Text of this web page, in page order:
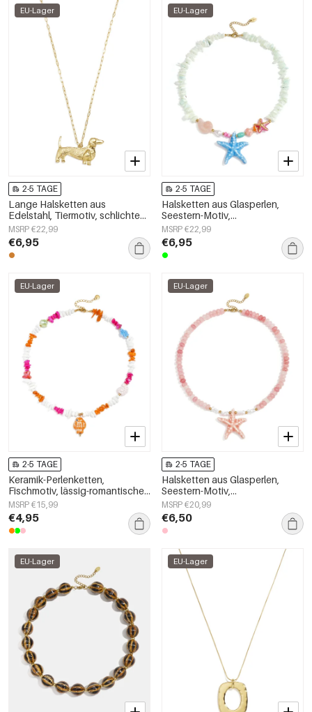
EU-Lager
2-5 TAGE
Lange Halsketten aus
Edelstahl, Tiermotiv, schlichte
Alltags-Serie, Damenschmuck
MSRP €22,99
€6,95
EU-Lager
2-5 TAGE
Halsketten aus Glasperlen,
Seestern-Motiv,
Urlaubs-/Strand-Romantik-Serie,
Damenschmuck
MSRP €22,99
€6,95
EU-Lager
2-5 TAGE
Keramik-Perlenketten,
Fischmotiv, lässig-romantische
Serie, Damenschmuck
MSRP €15,99
€4,95
EU-Lager
2-5 TAGE
Halsketten aus Glasperlen,
Seestern-Motiv,
Urlaubs-/Strand-Romantik-Serie,
Damenschmuck
MSRP €20,99
€6,50
EU-Lager EU-Lager